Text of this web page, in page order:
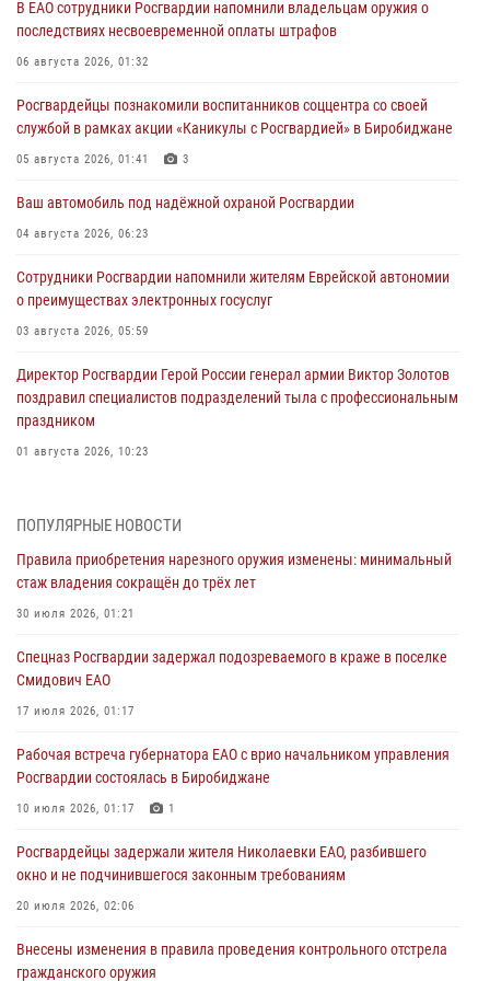
В ЕАО сотрудники Росгвардии напомнили владельцам оружия о
последствиях несвоевременной оплаты штрафов
06 августа 2026, 01:32
Росгвардейцы познакомили воспитанников соццентра со своей
службой в рамках акции «Каникулы с Росгвардией» в Биробиджане
05 августа 2026, 01:41 3
Ваш автомобиль под надёжной охраной Росгвардии
04 августа 2026, 06:23
Сотрудники Росгвардии напомнили жителям Еврейской автономии
о преимуществах электронных госуслуг
03 августа 2026, 05:59
Директор Росгвардии Герой России генерал армии Виктор Золотов
поздравил специалистов подразделений тыла с профессиональным
праздником
01 августа 2026, 10:23
Российской Федерации
В Росгвардии вспоминают российских воинов, погибших в Первой
мировой войне 1914-1918 годов
Внесены изменения в правила проведения контрольного отстрела
гражданского оружия
Правила приобретения нарезного оружия изменены: минимальный
стаж владения сокращён до трёх лет
ПОПУЛЯРНЫЕ НОВОСТИ
Правила приобретения нарезного оружия изменены: минимальный
стаж владения сокращён до трёх лет
30 июля 2026, 01:21
Спецназ Росгвардии задержал подозреваемого в краже в поселке
Смидович ЕАО
17 июля 2026, 01:17
Рабочая встреча губернатора ЕАО с врио начальником управления
Росгвардии состоялась в Биробиджане
10 июля 2026, 01:17 1
Росгвардейцы задержали жителя Николаевки ЕАО, разбившего
окно и не подчинившегося законным требованиям
20 июля 2026, 02:06
Внесены изменения в правила проведения контрольного отстрела
гражданского оружия